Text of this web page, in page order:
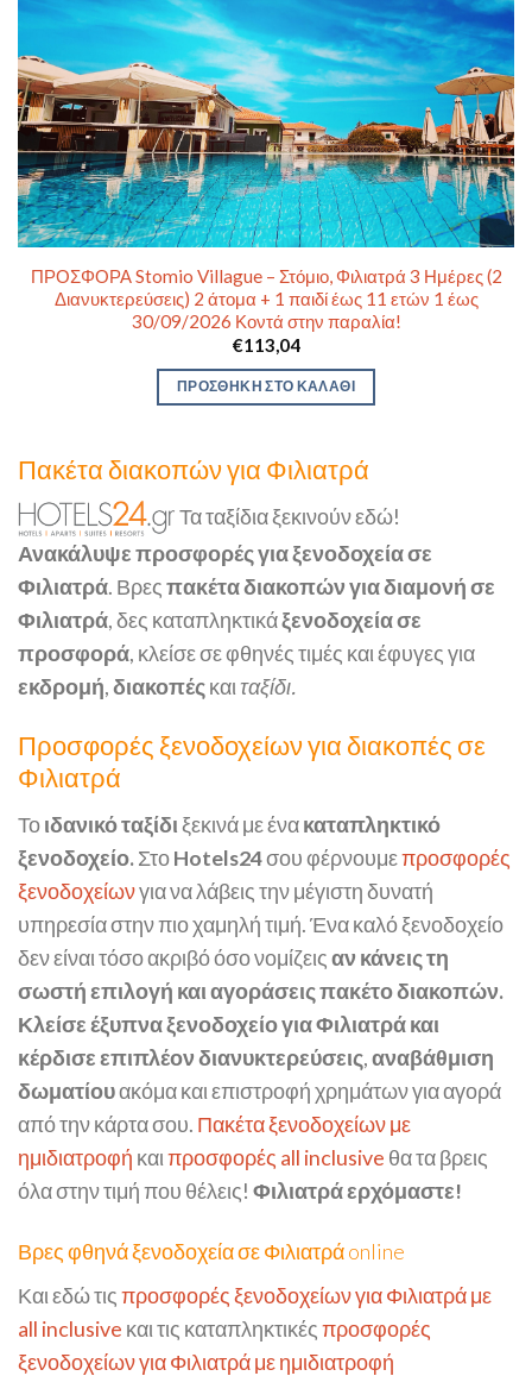
ΠΡΟΣΦΟΡΑ Stomio Villague – Στόμιο, Φιλιατρά 3 Ημέρες (2
Διανυκτερεύσεις) 2 άτομα + 1 παιδί έως 11 ετών 1 έως
30/09/2026 Κοντά στην παραλία!
€113,04
ΠΡΟΣΘΉΚΗ ΣΤΟ ΚΑΛΆΘΙ
Πακέτα διακοπών για Φιλιατρά
Τα ταξίδια ξεκινούν εδώ!
Ανακάλυψε προσφορές για ξενοδοχεία σε
Φιλιατρά. Βρεςπακέτα διακοπών για διαμονή σε
Φιλιατρά, δες καταπληκτικάξενοδοχεία σε
προσφορά, κλείσε σε φθηνές τιμές και έφυγες για
εκδρομή,διακοπέςκαι ταξίδι.
Προσφορές ξενοδοχείων για διακοπές σε
Φιλιατρά
Τοιδανικό ταξίδιξεκινά με ένακαταπληκτικό
ξενοδοχείο.ΣτοHotels24σου φέρνουμεπροσφορές
ξενοδοχείωνγια να λάβεις την μέγιστη δυνατή
υπηρεσία στην πιο χαμηλή τιμή. Ένα καλό ξενοδοχείο
δεν είναι τόσο ακριβό όσο νομίζειςαν κάνεις τη
σωστή επιλογή και αγοράσεις πακέτο διακοπών.
Κλείσε έξυπνα ξενοδοχείο για Φιλιατρά και
κέρδισε επιπλέον διανυκτερεύσεις,αναβάθμιση
δωματίουακόμα και επιστροφή χρημάτων για αγορά
από την κάρτα σου. Πακέτα ξενοδοχείων με
ημιδιατροφή καιπροσφορές all inclusive θα τα βρεις
όλα στην τιμή που θέλεις! Φιλιατρά ερχόμαστε!
Βρες φθηνά ξενοδοχεία σε Φιλιατρά online
Και εδώ τιςπροσφορές ξενοδοχείων για Φιλιατρά με
all inclusive και τις καταπληκτικέςπροσφορές
ξενοδοχείων για Φιλιατρά με ημιδιατροφή